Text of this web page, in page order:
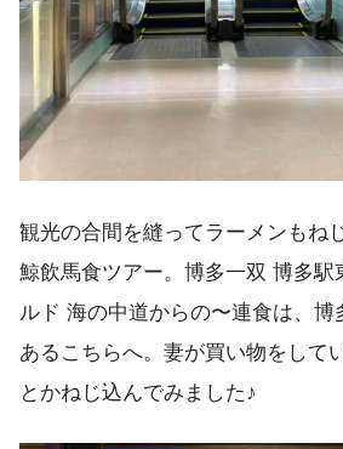
観光の合間を縫ってラーメンもね
鯨飲馬食ツアー。博多一双 博多
ルド 海の中道からの〜連食は、博
あるこちらへ。妻が買い物をして
とかねじ込んでみました♪